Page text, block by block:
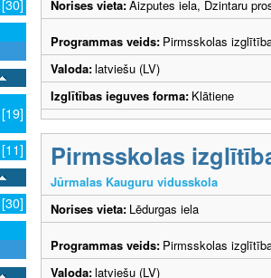
[30]
[19]
[11]
[30]
Norises vieta:Aizputes iela, Dzintaru
Programmas veids: Pirmsskolas
Valoda:latviešu (LV)
Izglītības ieguves forma: Klātiene
Pirmsskolas
Jūrmalas Kauguru vidusskola
Norises vieta: Lēdurgas iela
Programmas veids: Pirmsskolas
Valoda:latviešu (LV)